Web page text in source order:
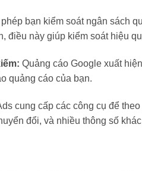
bạn kiểm soát ngân sách
điều này giúp kiểm soát hiệu
Quảng cáo Google xuất
quảng cáo của bạn.
cung cấp các công cụ để
đổi, và nhiều thông số